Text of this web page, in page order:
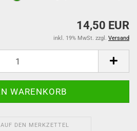
14,50 EUR
inkl. 19% MwSt. zzgl. Versand
AUF DEN MERKZETTEL